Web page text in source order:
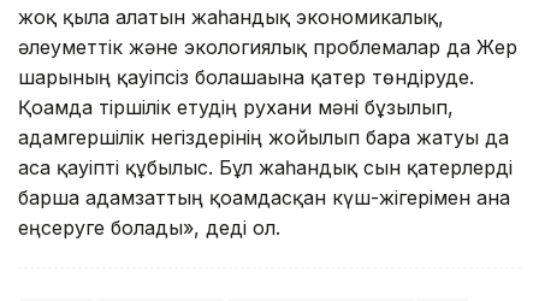
жоқ қыла алатын жаһандық экономикалық,
әлеуметтік және экологиялық проблемалар да Жер
шарының қауіпсіз болашағына қатер төндіруде.
Қоғамда тіршілік етудің рухани мәні бұзылып,
адамгершілік негіздерінің жойылып бара жатуы да
аса қауіпті құбылыс. Бұл жаһандық сын қатерлерді
барша адамзаттың қоғамдасқан күш-жігерімен ғана
еңсеруге болады», деді ол.